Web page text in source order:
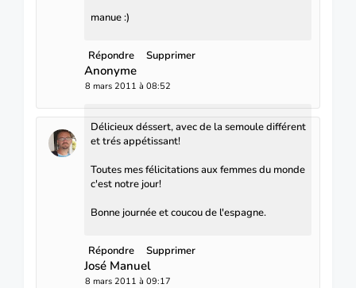
manue :)
Répondre Supprimer
Anonyme
8 mars 2011 à 08:52
Délicieux déssert, avec de la semoule différent
et trés appétissant!
Toutes mes félicitations aux femmes du monde
c'est notre jour!
Bonne journée et coucou de l'espagne.
Répondre Supprimer
José Manuel
8 mars 2011 à 09:17